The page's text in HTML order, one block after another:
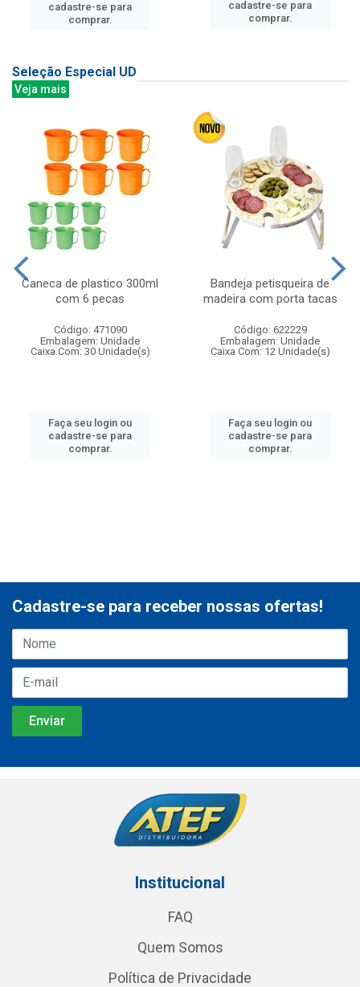
cadastre-se para
comprar.
cadastre-se para
comprar.
Seleção Especial UD
Veja mais
Caneca de plastico 300ml
com 6 pecas
Código: 471090
Embalagem: Unidade
Caixa Com: 30 Unidade(s)
Faça seu login ou
cadastre-se para
comprar.
Bandeja petisqueira de
madeira com porta tacas
Código: 622229
Embalagem: Unidade
Caixa Com: 12 Unidade(s)
Faça seu login ou
cadastre-se para
comprar.
Cadastre-se para receber nossas ofertas!
Institucional
FAQ
Quem Somos
Política de Privacidade